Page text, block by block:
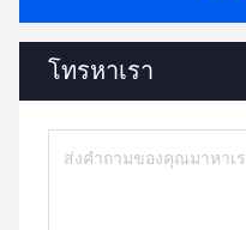
โทรหาเรา